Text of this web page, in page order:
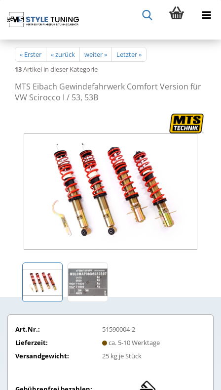
« Erster « zurück weiter »
Letzter »
13Artikel in dieser Kategorie
MTS Eibach Gewindefahrwerk Comfort Version für
VW Scirocco I / 53, 53B
Art.Nr.:
51590004-2
Lieferzeit:
ca. 5-10 Werktage
Versandgewicht:
25kg je Stück